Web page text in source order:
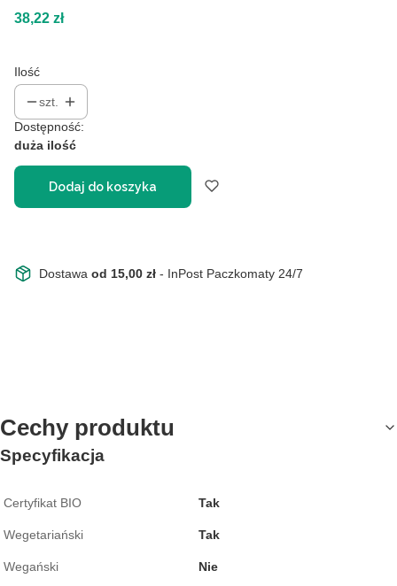
Cena
38,22 zł
Ilość
szt.
Dostępność:
duża ilość
Dodaj do koszyka
Dostawa od 15,00 zł - InPost Paczkomaty 24/7
Cechy produktu
Specyfikacja
Certyfikat BIO Tak
Wegetariański Tak
Wegański Nie